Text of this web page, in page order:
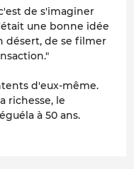
de s'imaginer
une bonne idée
désert, de se filmer
d'eux-même.
richesse, le
à 50 ans.